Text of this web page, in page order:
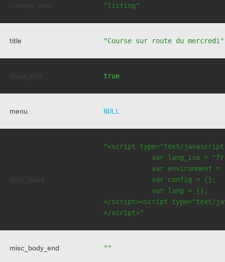
"listing"
title "Course sur route du mercredi"
true
menu NULL
"<script type="text/
var lang_iso =
var environment =
            var config = {};
            var lang = {};
</script><script type="text/
</script>"
misc_body_end ""